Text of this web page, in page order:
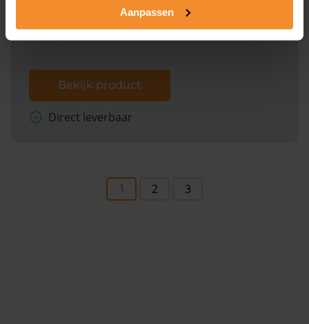
Aanpassen
dit inclusief de luchtfoto!
Bekijk product
Direct leverbaar
1 2 3